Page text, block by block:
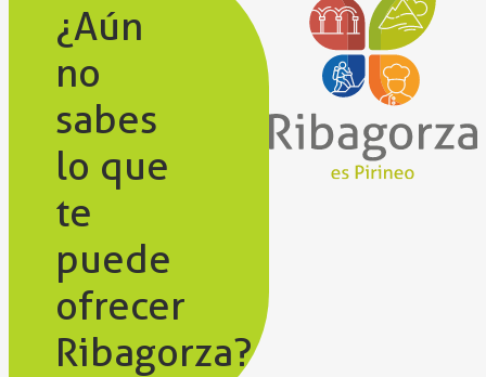
¿Aún
no
sabes
lo que
te
puede
ofrecer
Ribagorza?